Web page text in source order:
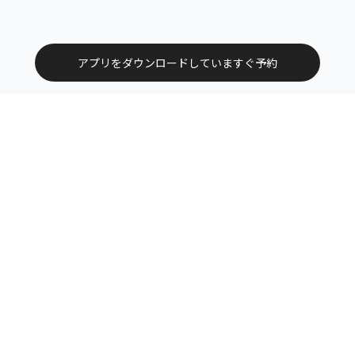
アプリをダウンロードしていますぐ予約